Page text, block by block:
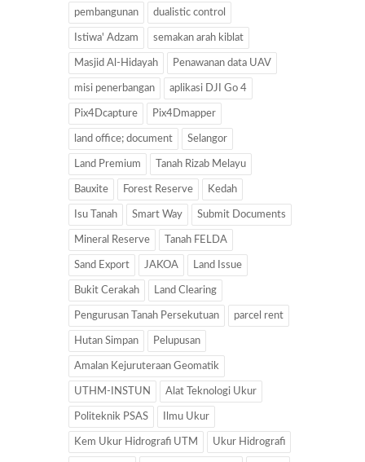
pembangunan dualistic control
Istiwa' Adzam semakan arah kiblat
Masjid Al-Hidayah Penawanan data UAV
misi penerbangan aplikasi DJI Go 4
Pix4Dcapture Pix4Dmapper
land office; document Selangor
Land Premium Tanah Rizab Melayu
Bauxite Forest Reserve Kedah
Isu Tanah Smart Way Submit Documents
Mineral Reserve Tanah FELDA
Sand Export JAKOA Land Issue
Bukit Cerakah Land Clearing
Pengurusan Tanah Persekutuan parcel rent
Hutan Simpan Pelupusan
Amalan Kejuruteraan Geomatik
UTHM-INSTUN Alat Teknologi Ukur
Politeknik PSAS Ilmu Ukur
Kem Ukur Hidrografi UTM Ukur Hidrografi